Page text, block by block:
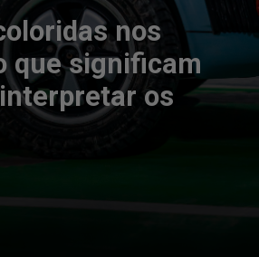
nos
que significam
os